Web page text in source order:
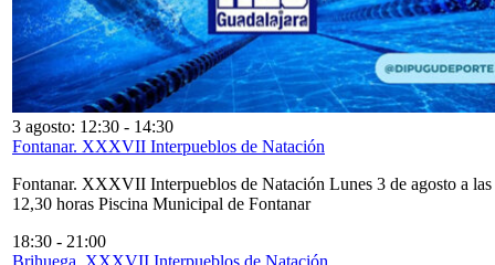
3 agosto: 12:30 - 14:30
Fontanar. XXXVII Interpueblos de Natación
Fontanar. XXXVII Interpueblos de Natación Lunes 3 de agosto a las
12,30 horas Piscina Municipal de Fontanar
18:30 - 21:00